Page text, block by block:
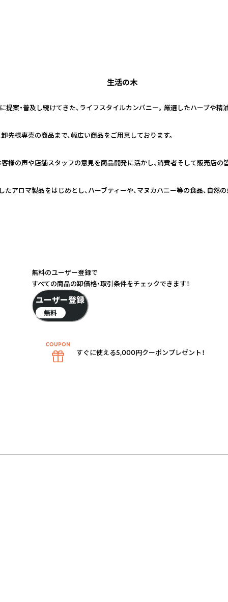
生活の木
に提案・普及し続けてきた、ライフスタイルカンパニー。 厳選したハーブや
先様専売の商品まで、幅広い商品をご用意しております。
様の声や店舗スタッフの意見を商品開発に活かし、消費者そして販売店の
たアロマ製品をはじめとし、ハーブティーや、マヌカハニー等の食品、自然
無料のユーザー登録で
すべての商品の卸価格・取引条件をチェックできます！
ユーザー登録
無料
すぐに使える5,000円クーポンプレゼント！